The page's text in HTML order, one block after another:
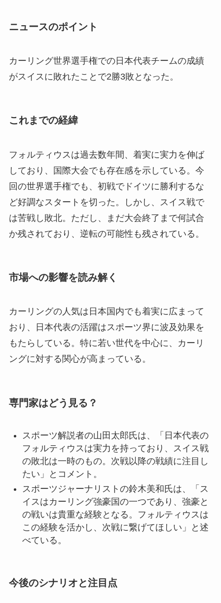
ニュースのポイント
カーリング世界選手権での日本代表チームの成績
がスイスに敗れたことで2勝3敗となった。
これまでの経緯
フォルティウスは過去数年間、着実に実力を伸ば
しており、国際大会でも存在感を示している。今
回の世界選手権でも、初戦でドイツに勝利するな
ど好調なスタートを切った。しかし、スイス戦で
は苦戦し敗北。ただし、まだ大会終了まで何試合
か残されており、逆転の可能性も残されている。
市場への影響を読み解く
カーリングの人気は日本国内でも着実に広まって
おり、日本代表の活躍はスポーツ界に波及効果を
もたらしている。特に若い世代を中心に、カーリ
ングに対する関心が高まっている。
専門家はどう見る？
スポーツ解説者の山田太郎氏は、「日本代表の
フォルティウスは実力を持っており、スイス戦
の敗北は一時のもの。次戦以降の戦績に注目し
たい」とコメント。
スポーツジャーナリストの鈴木美和氏は、「ス
イスはカーリング強豪国の一つであり、強豪と
の戦いは貴重な経験となる。フォルティウスは
この経験を活かし、次戦に繋げてほしい」と述
べている。
今後のシナリオと注目点